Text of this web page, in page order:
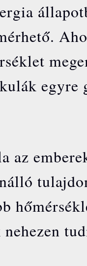
egyre
az